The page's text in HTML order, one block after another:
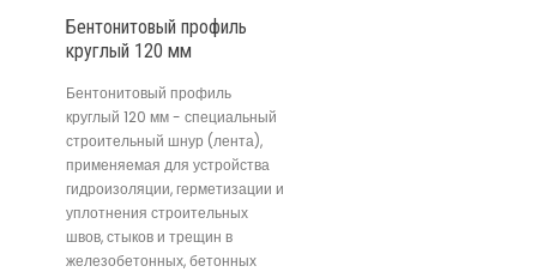
Бентонитовый профиль
круглый 120 мм
Бентонитовый профиль
круглый 120 мм - специальный
строительный шнур (лента),
применяемая для устройства
гидроизоляции, герметизации и
уплотнения строительных
швов, стыков и трещин в
железобетонных, бетонных